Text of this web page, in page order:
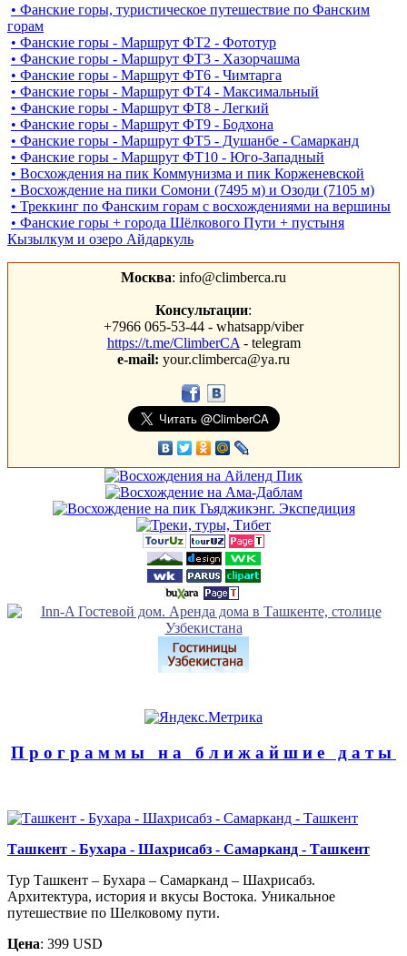
• Фанские горы, туристическое путешествие по Фанским
горам
• Фанские горы - Маршрут ФТ2 - Фототур
• Фанские горы - Маршрут ФТ3 - Хазорчашма
• Фанские горы - Маршрут ФТ6 - Чимтарга
• Фанские горы - Маршрут ФТ4 - Максимальный
• Фанские горы - Маршрут ФТ8 - Легкий
• Фанские горы - Маршрут ФТ9 - Бодхона
• Фанские горы - Маршрут ФТ5 - Душанбе - Самарканд
• Фанские горы - Маршрут ФТ10 - Юго-Западный
• Восхождения на пик Коммунизма и пик Корженевской
• Восхождение на пики Сомони (7495 м) и Озоди (7105 м)
• Треккинг по Фанским горам c восхождениями на вершины
• Фанские горы + города Шёлкового Пути + пустыня
Кызылкум и озеро Айдаркуль
Москва: info@climberca.ru
Консультации:
+7966 065-53-44 - whatsapp/viber
https://t.me/ClimberCA - telegram
e-mail: your.climberca@ya.ru
Программы на ближайшие даты
Ташкент - Бухара - Шахрисабз - Самарканд - Ташкент
Тур Ташкент – Бухара – Самарканд – Шахрисабз.
Архитектура, история и вкусы Востока. Уникальное
путешествие по Шелковому пути.
Цена: 399 USD